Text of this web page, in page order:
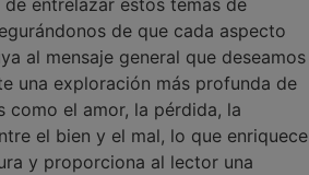
entrelazar estos temas de
de que cada aspecto
al mensaje general que deseamos
una exploración más profunda de
como el amor, la pérdida, la
el bien y el mal, lo que enriquece
y proporciona al lector una